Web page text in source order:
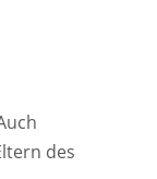
des